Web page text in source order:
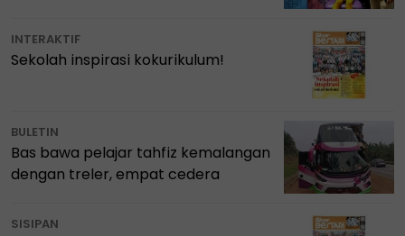
INTERAKTIF
Sekolah inspirasi kokurikulum!
BULETIN
Bas bawa pelajar tahfiz kemalangan
dengan treler, empat cedera
SISIPAN